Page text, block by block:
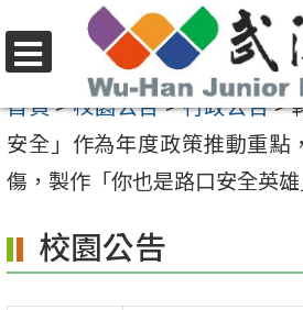
至
要
內
區
選
單
首頁>校園公告>行政公告>
安全」作為年度政策推動重點
傷，製作「你也是路口安全英
校園公告